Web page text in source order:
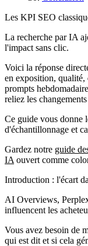
Les KPI SEO
La recherche par IA
l'impact sans clic.
Voici la réponse
en exposition, qualité,
prompts
reliez les
Ce guide vous donne
d'échantillonnage et
Gardez notre guide
IA ouvert comme
Introduction : l'écart
AI Overviews,
influencent les
Vous avez besoin de
qui est dit et si cela